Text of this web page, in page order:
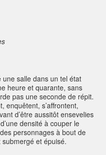
salle dans un tel état
heure et quarante, sans
pas une seconde de répit.
enquêtent, s’affrontent,
d’être aussitôt ensevelies
densité à couper le
personnages à bout de
et épuisé.